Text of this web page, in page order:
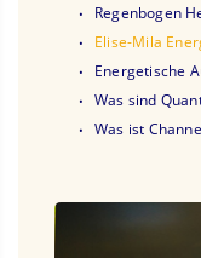
Regenbogen
Elise-Mila
Energetische
Was sind
Was ist